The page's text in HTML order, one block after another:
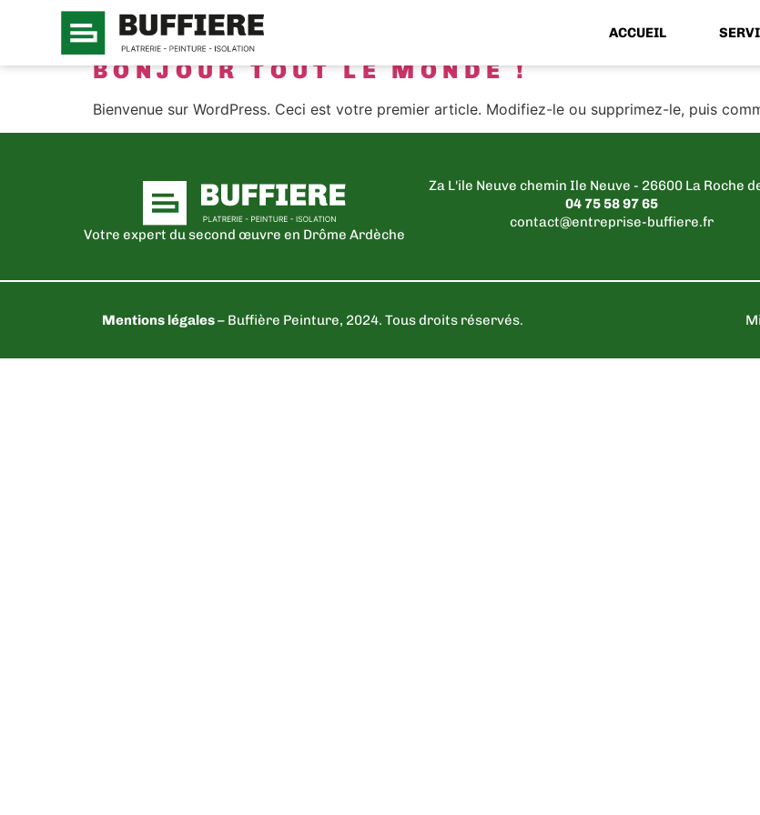
ACCUEIL
CATÉGORIE : NON CLASSÉ
BONJOUR TOUT LE MONDE !
Bienvenue sur WordPress. Ceci est votre premier article. Modifiez-le ou supprimez-le, puis
Votre expert du second œuvre en Drôme Ardèche
Za L'ile Neuve chemin Ile Neuve - 26600 La Roche
04 75 58 97 65
contact@entreprise-buffiere.fr
Mentions légales– Buffière Peinture, 2024. Tous droits réservés.